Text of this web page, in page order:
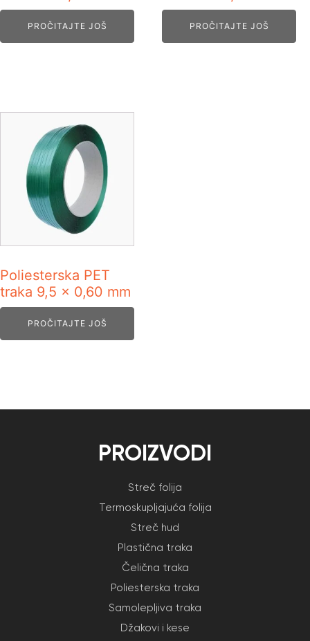
PROČITAJTE JOŠ PROČITAJTE JOŠ
Poliesterska PET
traka 9,5 x 0,60 mm
PROČITAJTE JOŠ
PROIZVODI
Streč folija
Termoskupljajuća folija
Streč hud
Plastična traka
Čelična traka
Poliesterska traka
Samolepljiva traka
Džakovi i kese